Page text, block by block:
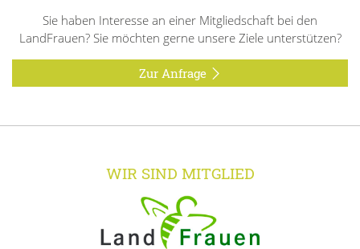
Sie haben Interesse an einer Mitgliedschaft bei den
LandFrauen? Sie möchten gerne unsere Ziele unterstützen?
Zur Anfrage
WIR SIND MITGLIED